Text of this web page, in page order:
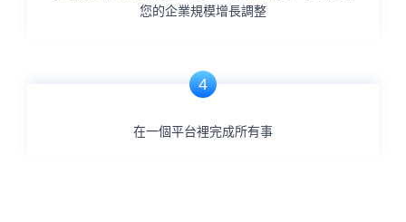
您的企業規模增長調整
4
在一個平台裡完成所有事